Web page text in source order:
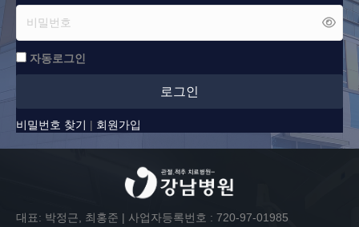
자동로그인
로그인
비밀번호 찾기 | 회원가입
대표: 박정근, 최홍준 | 사업자등록번호 : 720-97-01985